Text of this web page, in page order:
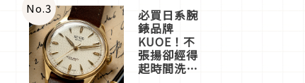
No.3 必買日系腕
錶品牌
KUOE！不
張揚卻經得
起時間洗鍊